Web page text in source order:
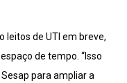
leitos de UTI em breve,
de tempo. “Isso
para ampliar a